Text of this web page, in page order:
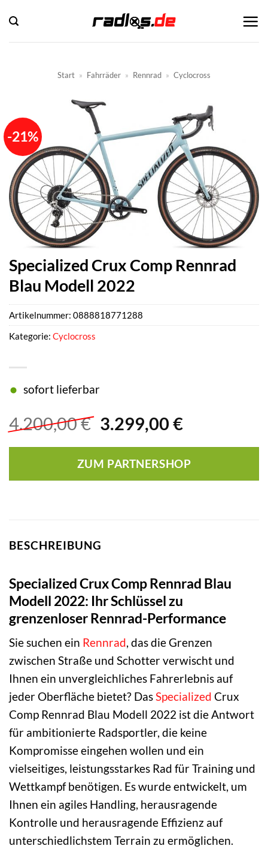
Inhalt
springen
Start » Fahrräder » Rennrad » Cyclocross
-21%
Specialized Crux Comp Rennrad
Blau Modell 2022
4.200,00€ Ursprünglicher
war:
4.200,00 €
3.299,00 €Aktueller
ist:
3.299,00
sofort lieferbar
ZUM PARTNERSHOP
Artikelnummer: 0888818771288
Kategorie: Cyclocross
BESCHREIBUNG
Specialized Crux Comp Rennrad Blau
Modell 2022: Ihr Schlüssel zu
grenzenloser Rennrad-Performance
Sie suchen ein Rennrad, das die Grenzen
zwischen Straße und Schotter verwischt und
Ihnen ein unvergleichliches Fahrerlebnis auf
jeder Oberfläche bietet? DasSpecialized Crux
Comp Rennrad Blau Modell 2022 ist die Antwort
für ambitionierte Radsportler, die keine
Kompromisse eingehen wollen und ein
vielseitiges, leistungsstarkes Rad für Training und
Wettkampf benötigen. Es wurde entwickelt, um
Ihnen ein agiles Handling, herausragende
Kontrolle und herausragende Effizienz auf
unterschiedlichstem Terrain zu ermöglichen.